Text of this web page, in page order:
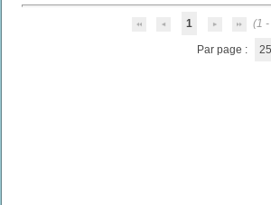
1 (1 -
Par page : 25